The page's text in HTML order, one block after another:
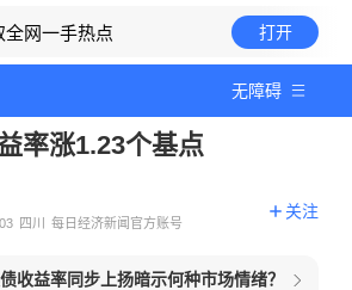
全网一手热点 打开
无障碍
率涨1.23个基点
四川 每日经济新闻官方账号
关注
收益率同步上扬暗示何种市场情绪？